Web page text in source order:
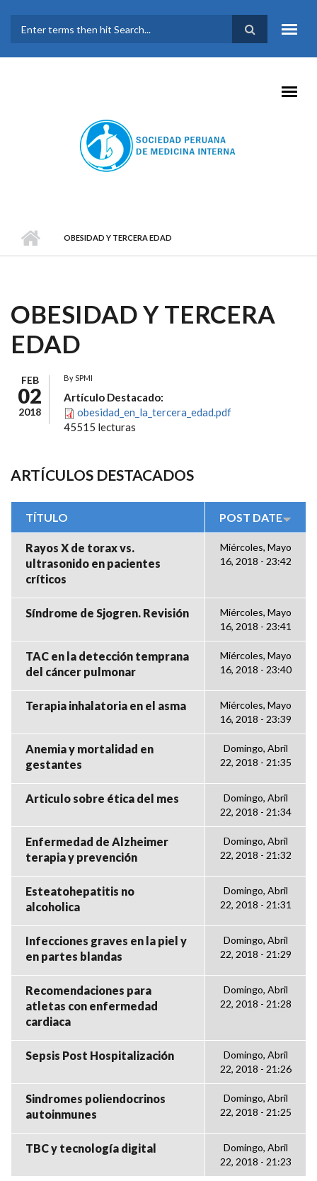
FORMULARIO DE
BÚSQUEDA
OBESIDAD Y TERCERA EDAD
OBESIDAD Y TERCERA
EDAD
FEB
02
2018
BySPMI
Artículo Destacado:
obesidad_en_la_tercera_edad.pdf
45515 lecturas
ARTÍCULOS DESTACADOS
TÍTULO POST DATE
Rayos X de torax vs.
ultrasonido en pacientes
críticos
Miércoles, Mayo
16, 2018 - 23:42
Síndrome de Sjogren. Revisión
Miércoles, Mayo
16, 2018 - 23:41
TAC en la detección temprana
del cáncer pulmonar
Miércoles, Mayo
16, 2018 - 23:40
Terapia inhalatoria en el asma
Miércoles, Mayo
16, 2018 - 23:39
Anemia y mortalidad en
gestantes
Domingo, Abril
22, 2018 - 21:35
Articulo sobre ética del mes
Domingo, Abril
22, 2018 - 21:34
Enfermedad de Alzheimer
terapia y prevención
Domingo, Abril
22, 2018 - 21:32
Esteatohepatitis no
alcoholica
Domingo, Abril
22, 2018 - 21:31
Infecciones graves en la piel y
en partes blandas
Domingo, Abril
22, 2018 - 21:29
Recomendaciones para
atletas con enfermedad
cardiaca
Domingo, Abril
22, 2018 - 21:28
Sepsis Post Hospitalización
Domingo, Abril
22, 2018 - 21:26
Sindromes poliendocrinos
autoinmunes
Domingo, Abril
22, 2018 - 21:25
TBC y tecnología digital
Domingo, Abril
22, 2018 - 21:23